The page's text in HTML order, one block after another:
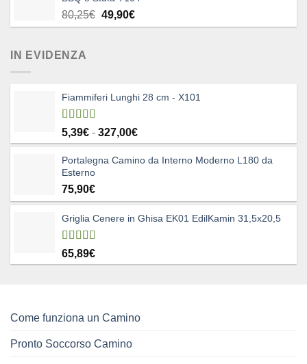
80,25€ Il
prezzo
49,90€Il
prezzo
IN EVIDENZA
Fiammiferi Lunghi 28 cm - X101
Valutato
5.00su 5
5,39€ - 327,00€Fascia
di
prezzo:
a
327,00€
Portalegna Camino da Interno Moderno L180 da
Esterno
75,90€
Griglia Cenere in Ghisa EK01 EdilKamin 31,5x20,5
Valutato
4.83su 5
65,89€
Come funziona un Camino
Pronto Soccorso Camino